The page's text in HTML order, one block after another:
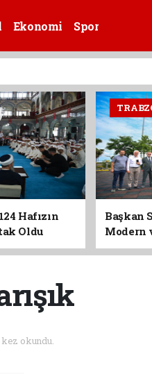
Ekonomi Spor
Hafızın
Oldu
Başkan
Modern
Kimliğe
kez okundu.